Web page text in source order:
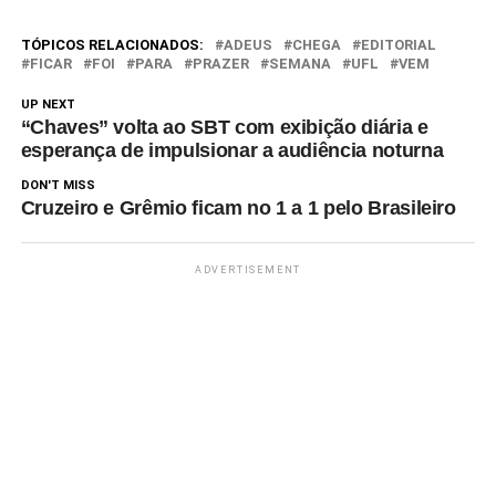
TÓPICOS RELACIONADOS: ADEUS CHEGA
EDITORIAL
FICAR
FOI PARA PRAZER SEMANA UFL VEM
UP NEXT
“Chaves” volta ao SBT com exibição diária e
esperança de impulsionar a audiência noturna
DON'T MISS
Cruzeiro e Grêmio ficam no 1 a 1 pelo Brasileiro
ADVERTISEMENT